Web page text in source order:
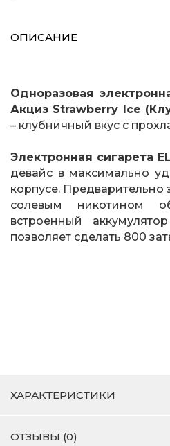
ОПИСАНИЕ
Одноразовая
Акциз Strawberry Ice
– клубничный вкус с
Электронная сигарета
девайс в максимально
корпусе. Предварительно
солевым никотином
встроенный
позволяет сделать 800
ХАРАКТЕРИСТИКИ
ОТЗЫВЫ (0)